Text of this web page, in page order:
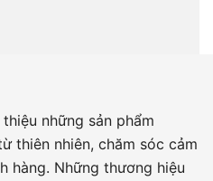
những sản phẩm
thiên nhiên, chăm sóc cảm
hàng. Những thương hiệu